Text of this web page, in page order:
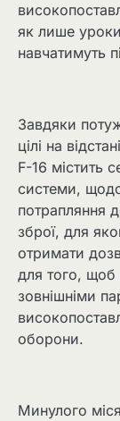
як лише
навчатимуть
Завдяки
цілі на
F-16 містить
системи,
потрапляння
зброї, для
отримати
для того, щоб
зовнішніми
оборони.
Минулого